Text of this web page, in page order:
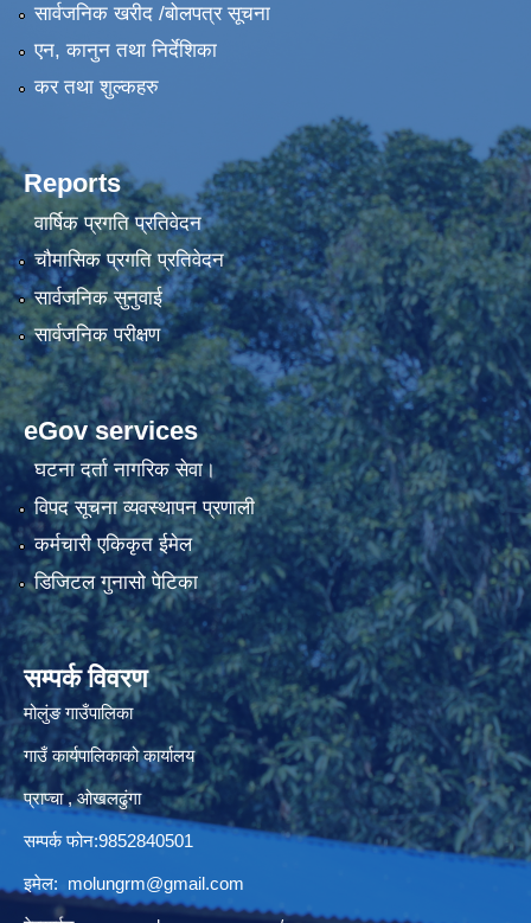
सार्वजनिक खरीद /बोलपत्र सूचना
एन, कानुन तथा निर्देशिका
कर तथा शुल्कहरु
Reports
वार्षिक प्रगति प्रतिवेदन
चौमासिक प्रगति प्रतिवेदन
सार्वजनिक सुनुवाई
सार्वजनिक परीक्षण
eGov services
घटना दर्ता नागरिक सेवा।
विपद सूचना व्यवस्थापन प्रणाली
कर्मचारी एकिकृत ईमेल
डिजिटल गुनासो पेटिका
सम्पर्क विवरण
मोलुंङ गाउँपालिका
गाउँ कार्यपालिकाको कार्यालय
प्राप्चा , ओखलढुंगा
सम्पर्क फोन:9852840501
इमेल: molungrm@gmail.com